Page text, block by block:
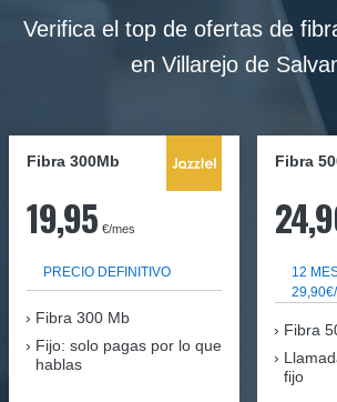
Verifica el top de ofertas de
en Villarejo de
Fibra 300Mb
19,95 €/mes
PRECIO DEFINITIVO
Fibra 300 Mb
Fijo: solo pagas por lo que
hablas
Fibra
12
Fibra
fijo